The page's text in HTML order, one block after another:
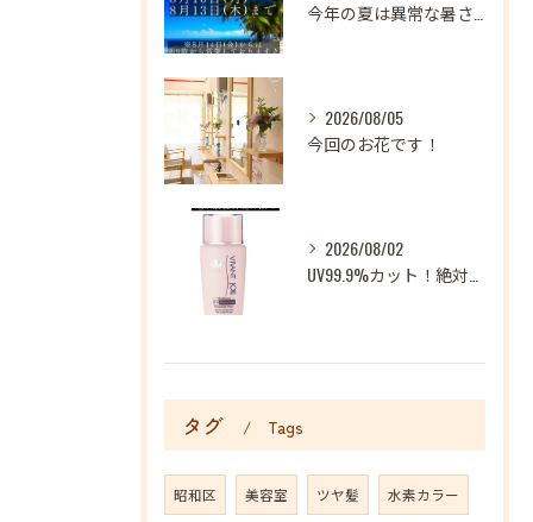
2026/08/05
今回のお花です！
2026/08/02
タグ Tags
昭和区 美容室 ツヤ髪 水素カラー